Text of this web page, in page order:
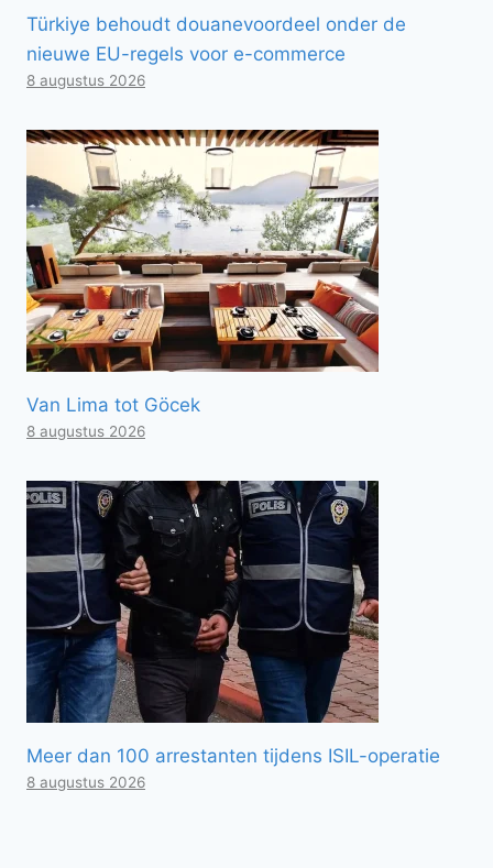
Türkiye behoudt douanevoordeel onder de
nieuwe EU-regels voor e-commerce
8 augustus 2026
Van Lima tot Göcek
8 augustus 2026
Meer dan 100 arrestanten tijdens ISIL-operatie
8 augustus 2026